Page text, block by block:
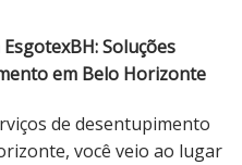
Soluções
em Belo Horizonte
de desentupimento
você veio ao lugar